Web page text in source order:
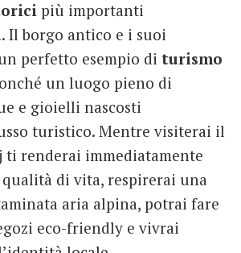
più importanti
. Il borgo antico e i suoi
perfetto esempio di turismo
un luogo pieno di
e gioielli nascosti
turistico. Mentre visiterai il
ti renderai immediatamente
di vita, respirerai una
aria alpina, potrai fare
eco-friendly e vivrai